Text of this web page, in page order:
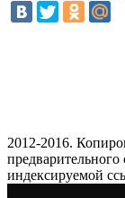
2012-2016.
предварительного
индексируемой